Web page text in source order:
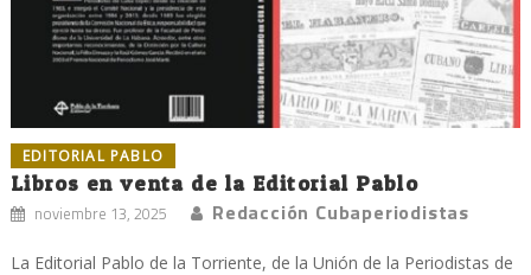
EDITORIAL PABLO
Libros en venta de la Editorial Pablo
noviembre 13, 2025 Redacción Cubaperiodistas
La Editorial Pablo de la Torriente, de la Unión de la Periodistas de